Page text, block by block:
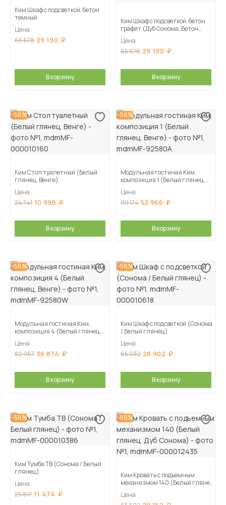
Ким Шкаф с подсветкой, бетон
темный
Цена
65 678 29 190
В корзину
Ким Шкаф с подсветкой, бетон
графит (Дуб Сонома, Бетон
Цена
65 678 29 190
В корзину
-56%
Ким Стол туалетный (Белый
глянец, Венге)
Цена
24 741 10 996
В корзину
-56%
Модульная гостиная Ким,
композиция 1 (Белый глянец,
Цена
119 174 52 966
В корзину
-56%
Модульная гостиная Ким,
композиция 4 (Белый глянец,
Цена
82 967 36 874
В корзину
-56%
Ким Шкаф с подсветкой (Сонома
/ Белый глянец)
Цена
65 030 28 902
В корзину
-56%
Ким Тумба ТВ (Сонома / Белый
глянец)
Цена
25 817 11 474
-56%
Ким Кровать с подъемным
механизмом 140 (Белый глянец,
Цена